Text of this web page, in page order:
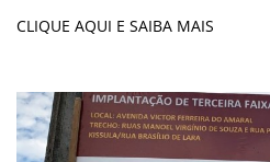
CLIQUE AQUI E SAIBA MAIS